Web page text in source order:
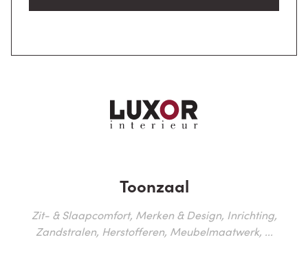
Toonzaal
Zit- & Slaapcomfort, Merken & Design, Inrichting,
Zandstralen, Herstofferen, Meubelmaatwerk, ...